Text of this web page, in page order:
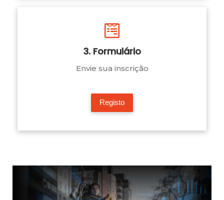
3. Formulário
Envie sua inscrição
Registo